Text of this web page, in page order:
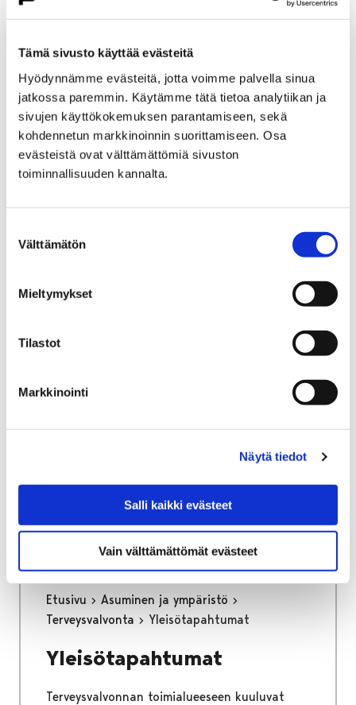
Tämä sivusto käyttää evästeitä
Hyödynnämme evästeitä, jotta voimme palvella sinua
jatkossa paremmin. Käytämme tätä tietoa analytiikan ja
sivujen käyttökokemuksen parantamiseen, sekä
kohdennetun markkinoinnin suorittamiseen. Osa
evästeistä ovat välttämättömiä sivuston
toiminnallisuuden kannalta.
valinta
Välttämätön
Mieltymykset
Tilastot
Markkinointi
Näytä tiedot
Salli kaikki evästeet
Vain välttämättömät evästeet
Etusivu Kasvatus ja koulutus
Lukio
Päättyneet hankkeet
Priima
Priima-päivä 25.8. Porissa
Priima-päivä 25.8. Porissa
Kaupunkikehitys
Liikenneverkkosuunnittelu
Porin keskustan liikenneverkkosuunnitelma on
Työssä määritetään kaikkien liikennemuotojen
aikajänteen ohjenuorana katujen
liikenneverkkosuunnitelman loppuraportin
Etusivu
Asuminen ja ympäristö
Terveysvalvonta
Yleisötapahtumat
Yleisötapahtumat
Terveysvalvonnan toimialueeseen kuuluvat